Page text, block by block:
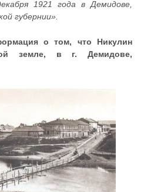
1921 года в Демидове,
губернии».
о том, что Никулин
земле, в г. Демидове,